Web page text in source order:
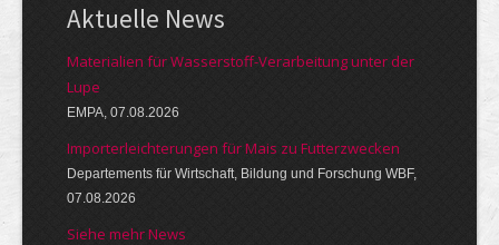
Aktuelle News
Materialien für Wasserstoff-Verarbeitung unter der
Lupe
EMPA, 07.08.2026
Importerleichterungen für Mais zu Futterzwecken
Departements für Wirtschaft, Bildung und Forschung WBF,
07.08.2026
Siehe mehr News